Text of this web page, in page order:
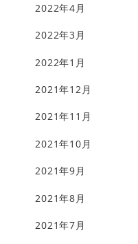
2022年4月
2022年3月
2022年1月
2021年12月
2021年11月
2021年10月
2021年9月
2021年8月
2021年7月